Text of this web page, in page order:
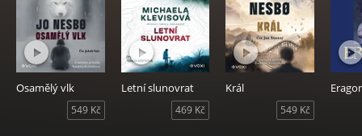
kdekoliv
Osamělý vlk
549 Kč
Letní slunovrat
469 Kč
Král
549 Kč